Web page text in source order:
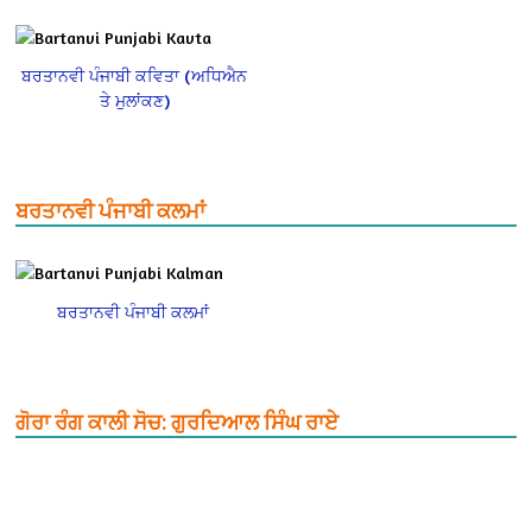
ਬਰਤਾਨਵੀ ਪੰਜਾਬੀ ਕਵਿਤਾ (ਅਧਿਐਨ
ਤੇ ਮੁਲਾਂਕਣ)
ਬਰਤਾਨਵੀ ਪੰਜਾਬੀ ਕਲਮਾਂ
ਬਰਤਾਨਵੀ ਪੰਜਾਬੀ ਕਲਮਾਂ
ਗੋਰਾ ਰੰਗ ਕਾਲੀ ਸੋਚ: ਗੁਰਦਿਆਲ ਸਿੰਘ ਰਾਏ